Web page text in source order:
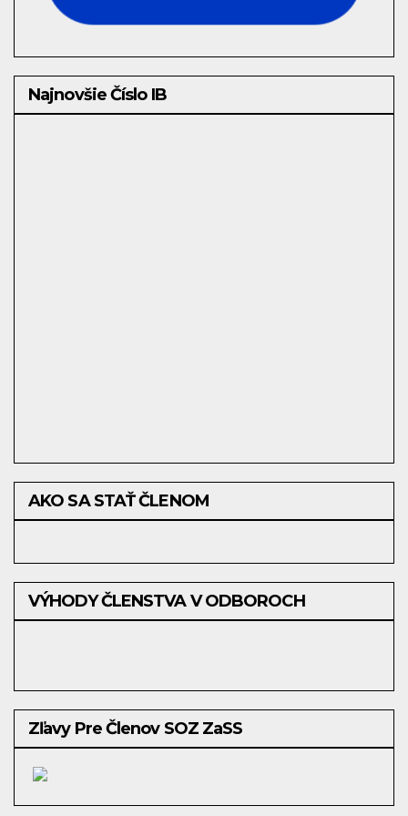
Najnovšie Číslo IB
AKO SA STAŤ ČLENOM
VÝHODY ČLENSTVA V ODBOROCH
Zľavy Pre Členov SOZ ZaSS